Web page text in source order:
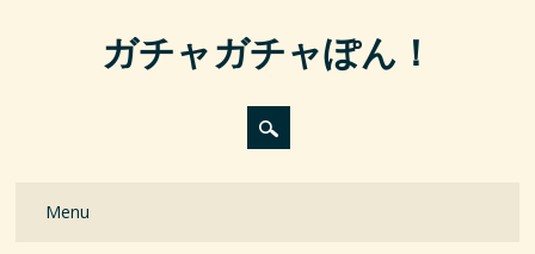
ガチャガチャぽん！
Main menu
Menu